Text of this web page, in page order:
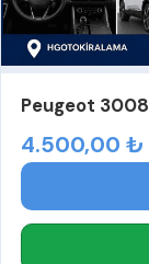
Peugeot 3008
4.500,00 ₺